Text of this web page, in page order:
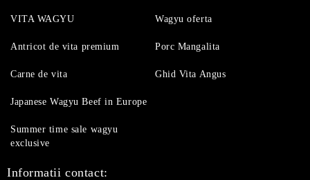
VITA WAGYU
Antricot de vita premium
Carne de vita
Wagyu oferta
Porc Mangalita
Ghid Vita Angus
Japanese Wagyu Beef in Europe
Summer time sale wagyu
exclusive
Informatii contact: